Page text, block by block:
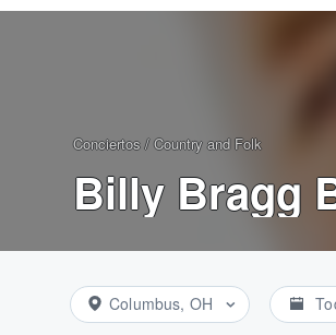
Conciertos / Country and Folk
Billy Bragg
Columbus, OH